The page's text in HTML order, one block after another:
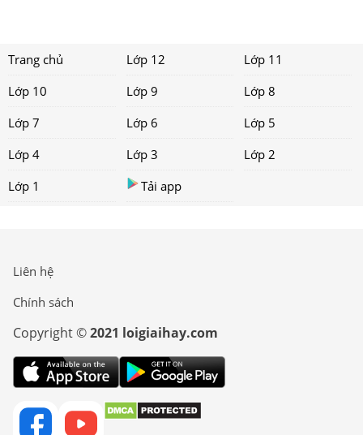
Trang chủ Lớp 12
Lớp 11
Lớp 10
Lớp 9
Lớp 8
Lớp 7
Lớp 6
Lớp 5
Lớp 4
Lớp 3
Lớp 2
Lớp 1
Tải app
Liên hệ
Chính sách
Copyright ©2021 loigiaihay.com